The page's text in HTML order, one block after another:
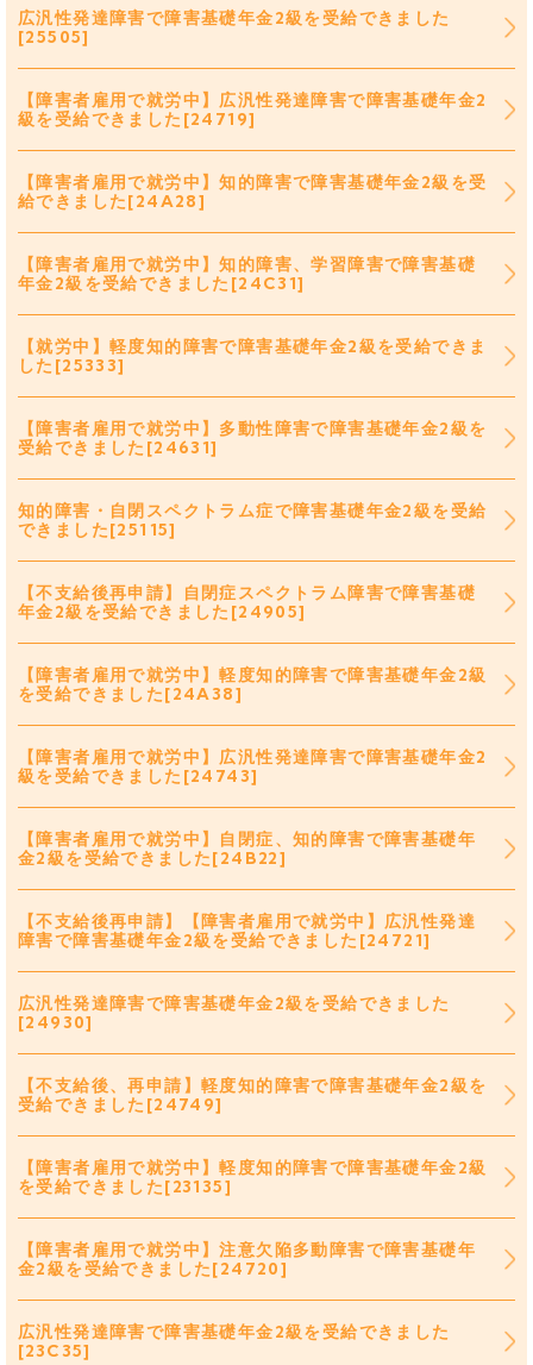
広汎性発達障害で障害基礎年金2級を受給できました
[25505]
【障害者雇用で就労中】広汎性発達障害で障害基礎年金2
級を受給できました[24719]
【障害者雇用で就労中】知的障害で障害基礎年金2級を受
給できました[24A28]
【障害者雇用で就労中】知的障害、学習障害で障害基礎
年金2級を受給できました[24C31]
【就労中】軽度知的障害で障害基礎年金2級を受給できま
した[25333]
【障害者雇用で就労中】多動性障害で障害基礎年金2級を
受給できました[24631]
知的障害・自閉スペクトラム症で障害基礎年金2級を受給
できました[25115]
【不支給後再申請】自閉症スペクトラム障害で障害基礎
年金2級を受給できました[24905]
【障害者雇用で就労中】軽度知的障害で障害基礎年金2級
を受給できました[24A38]
【障害者雇用で就労中】広汎性発達障害で障害基礎年金2
級を受給できました[24743]
【障害者雇用で就労中】自閉症、知的障害で障害基礎年
金2級を受給できました[24B22]
【不支給後再申請】【障害者雇用で就労中】広汎性発達
障害で障害基礎年金2級を受給できました[24721]
広汎性発達障害で障害基礎年金2級を受給できました
[24930]
【不支給後、再申請】軽度知的障害で障害基礎年金2級を
受給できました[24749]
【障害者雇用で就労中】軽度知的障害で障害基礎年金2級
を受給できました[23135]
【障害者雇用で就労中】注意欠陥多動障害で障害基礎年
金2級を受給できました[24720]
広汎性発達障害で障害基礎年金2級を受給できました
[23C35]